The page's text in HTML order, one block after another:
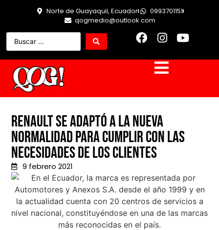
Norte de Guayaquil, Ecuador
0993701151
qogmedio@outlook.com
Renault se adaptó a la nueva
normalidad para cumplir con las
necesidades de los clientes
9 febrero 2021